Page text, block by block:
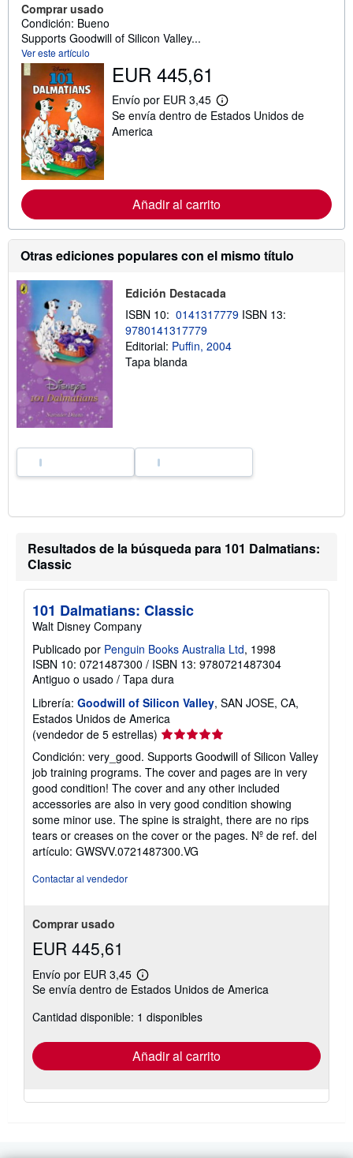
Comprar usado
Condición: Bueno
Supports Goodwill of Silicon Valley...
Ver este artículo
EUR 445,61
Envío por EUR 3,45
M
á
r
c
n
b
e
a
s
d
o
Se envía dentro de Estados Unidos de
America
Añadir al carrito
Otras ediciones populares con el mismo título
Edición Destacada
ISBN 10: 0141317779 ISBN 13:
9780141317779
Editorial: Puffin, 2004
Tapa blanda
Resultados de la búsqueda para 101 Dalmatians:
Classic
101 Dalmatians: Classic
Walt Disney Company
Publicado por Penguin Books Australia Ltd, 1998
ISBN 10: 0721487300 / ISBN 13: 9780721487304
Antiguo o usado / Tapa dura
Librería: Goodwill of Silicon Valley, SAN JOSE, CA,
Estados Unidos de America
(vendedor de 5 estrellas) Calificación
vendedor:
5
de
5
estrellas
Condición: very_good. Supports Goodwill of Silicon Valley
job training programs. The cover and pages are in very
good condition! The cover and any other included
accessories are also in very good condition showing
some minor use. The spine is straight, there are no rips
tears or creases on the cover or the pages. Nº de ref. del
artículo: GWSVV.0721487300.VG
Contactar al vendedor
Comprar usado
EUR 445,61
Envío por EUR 3,45
Más
información
las
tarifas
envío
Se envía dentro de Estados Unidos de America
Cantidad disponible: 1 disponibles
Añadir al carrito